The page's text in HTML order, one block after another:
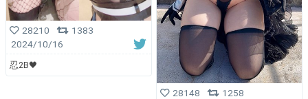
28210
1383
2024/10/16
忍2B🖤
28148
1258